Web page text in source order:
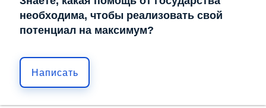
необходима, чтобы реализовать свой
потенциал на максимум?
Написать